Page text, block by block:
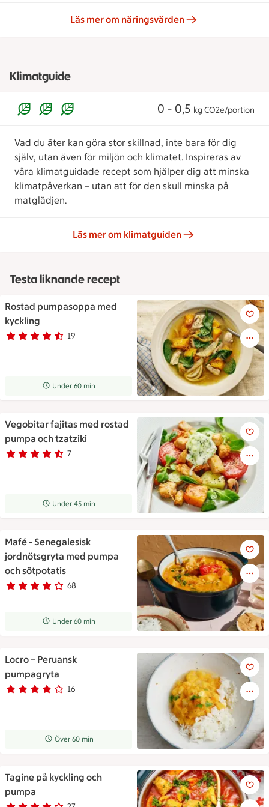
Läs mer om näringsvärden
Klimatguide
0 - 0,5 kg CO2e/portion
Vad du äter kan göra stor skillnad, inte bara för dig
själv, utan även för miljön och klimatet. Inspireras av
våra klimatguidade recept som hjälper dig att minska
klimatpåverkan – utan att för den skull minska på
matglädjen.
Läs mer om klimatguiden
Testa liknande recept
Rostad pumpasoppa med
kyckling
Betyg 4.4 av 5. 19
19 personer har röstat
Receptet tar Under 60 min att tillaga
Under 60 min
En tallrik pumpasoppa med
Vegobitar fajitas med rostad
pumpa och tzatziki
Betyg 4.7 av 5. 7
7 personer har röstat
Receptet tar Under 45 min att tillaga
Under 45 min
Vegobitar fajitas med rostad
Mafé - Senegalesisk
jordnötsgryta med pumpa
och sötpotatis
Betyg 4 av 5.
68
68 personer har röstat
Receptet tar Under 60 min att tillaga
Under 60 min
Mafé - Senegalesisk
Locro – Peruansk
pumpagryta
Betyg 3.9 av 5. 16
16 personer har röstat
Receptet tar Över 60 min att tillaga
Över 60 min
Locro – Peruansk pumpagryta
Tagine på kyckling och
pumpa
Tagine på kyckling och pumpa